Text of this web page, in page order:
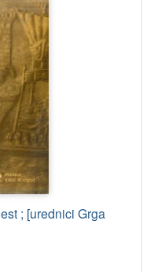
; [urednici Grga